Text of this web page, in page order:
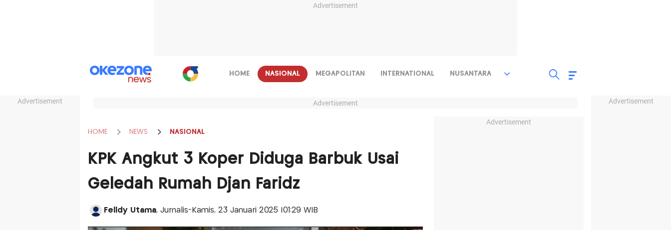
Advertisement
Advertisement Advertisement
HOME NASIONAL MEGAPOLITAN INTERNATIONAL NUSANTARA
Advertisement
HOME NEWS NASIONAL
KPK Angkut 3 Koper Diduga Barbuk Usai
Geledah Rumah Djan Faridz
Felldy Utama, Jurnalis-Kamis, 23 Januari 2025 |01:29 WIB
Advertisement